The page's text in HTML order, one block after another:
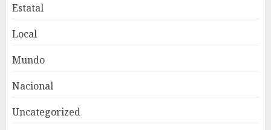
Estatal
Local
Mundo
Nacional
Uncategorized